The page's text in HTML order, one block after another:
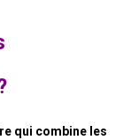
qui combine les